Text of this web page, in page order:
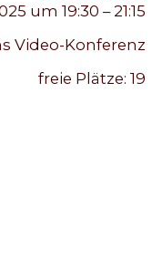
um 19:30 – 21:15
Video-Konferenz
freie Plätze:19